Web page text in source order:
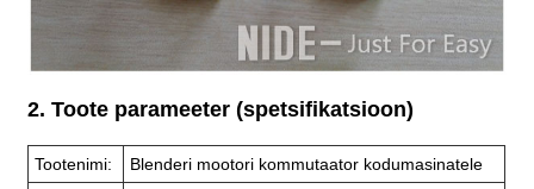
2. Toote parameeter (spetsifikatsioon)
Tootenimi:
Blenderi mootori kommutaator kodumasinatele